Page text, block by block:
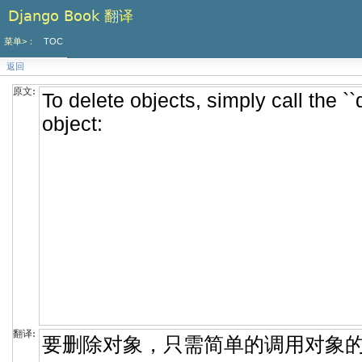
Django Book 翻译
菜单>： TOC
返回
原文:
翻译: